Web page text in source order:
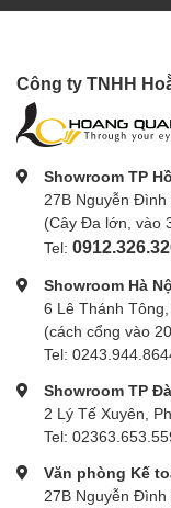
Công ty TNHH
Showroom TP
27B Nguyễn
(Cây Đa lớn, vào
Tel:
Showroom Hà
6 Lê Thánh
(cách cổng vào
Tel:
Showroom TP
2 Lý Tế Xuyên,
Tel:
Văn phòng Kế
27B Nguyễn Đình